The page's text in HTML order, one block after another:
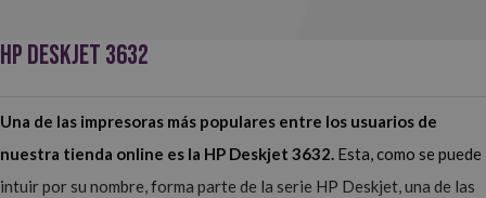
HP DESKJET 3632
Una de las impresoras más populares entre los usuarios de
nuestra tienda online es la HP Deskjet 3632. Esta, como se puede
intuir por su nombre, forma parte de la serie HP Deskjet, una de las